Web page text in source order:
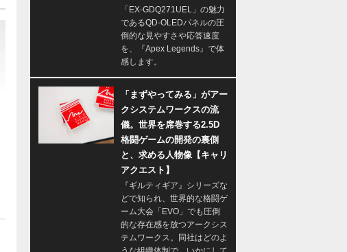
「EX-GDQ271UEL」の魅力
であるQD-OLEDパネルの圧
倒的な見やすさや応答速度
を、『Apex Legends』で体
感します。
「まずやってみる」がアー
クシステムワークスの流
儀。世界を席巻する2.5D
格闘ゲームの開発の裏側
と、求める人物像【キャリ
アクエスト】
『ギルティギア』シリーズな
どで知られ、世界的な格闘ゲ
ーム大会「EVO」でも圧倒
的な存在感を放つアークシス
テムワークス。同社はどのよ